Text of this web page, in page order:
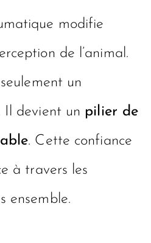
modifie
de l’animal.
un
Il devient un pilier de
. Cette confiance
à travers les
ensemble.